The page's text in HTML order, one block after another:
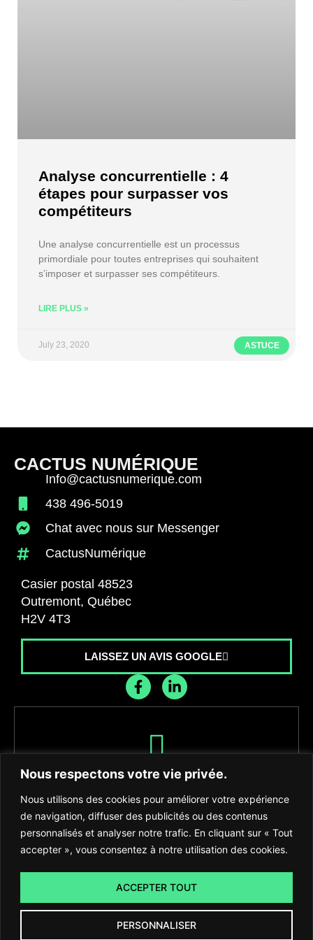
Nous respectons votre vie privée.
Nous utilisons des cookies pour améliorer votre expérience
de navigation, diffuser des publicités ou des contenus
personnalisés et analyser notre trafic. En cliquant sur « Tout
accepter », vous consentez à notre utilisation des cookies.
PERSONNALISER
ACCEPTER TOUT
ASTUCE
Analyse concurrentielle : 4
étapes pour surpasser vos
compétiteurs
Une analyse concurrentielle est un processus
primordiale pour toutes entreprises qui souhaitent
s’imposer et surpasser ses compétiteurs.
LIRE PLUS »
July 23, 2020
CACTUS NUMÉRIQUE
Info@cactusnumerique.com
438 496-5019
Chat avec nous sur Messenger
CactusNumérique
Casier postal 48523
Outremont, Québec
H2V 4T3
LAISSEZ UN AVIS GOOGLE
Recevez les dernières nouvelles de
S'INSCRIRE